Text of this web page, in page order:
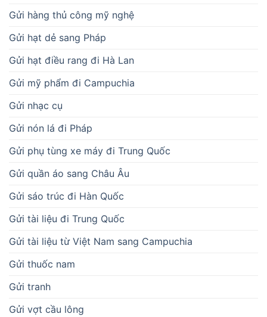
Gửi hàng thủ công mỹ nghệ
Gửi hạt dẻ sang Pháp
Gửi hạt điều rang đi Hà Lan
Gửi mỹ phẩm đi Campuchia
Gửi nhạc cụ
Gửi nón lá đi Pháp
Gửi phụ tùng xe máy đi Trung Quốc
Gửi quần áo sang Châu Âu
Gửi sáo trúc đi Hàn Quốc
Gửi tài liệu đi Trung Quốc
Gửi tài liệu từ Việt Nam sang Campuchia
Gửi thuốc nam
Gửi tranh
Gửi vợt cầu lông